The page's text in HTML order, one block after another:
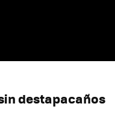
destapacaños